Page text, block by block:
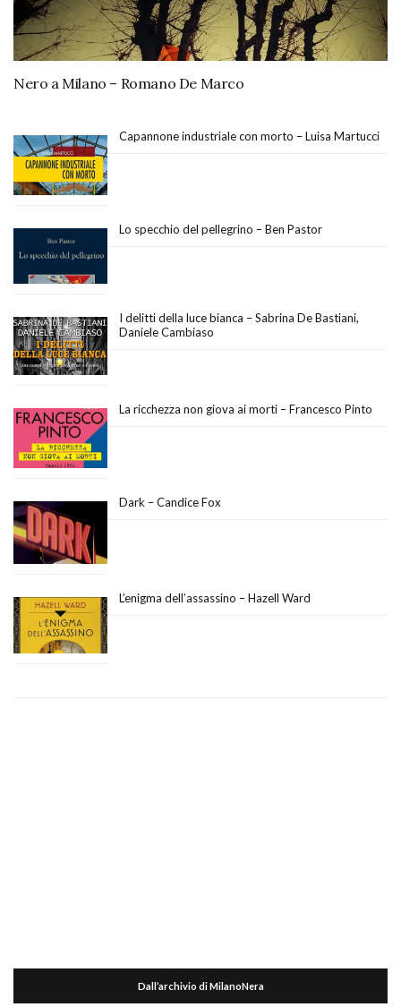
Nero a Milano – Romano De Marco
Capannone industriale con morto – Luisa Martucci
Lo specchio del pellegrino – Ben Pastor
I delitti della luce bianca – Sabrina De Bastiani,
Daniele Cambiaso
La ricchezza non giova ai morti – Francesco Pinto
Dark – Candice Fox
L’enigma dell’assassino – Hazell Ward
Dall’archivio di MilanoNera